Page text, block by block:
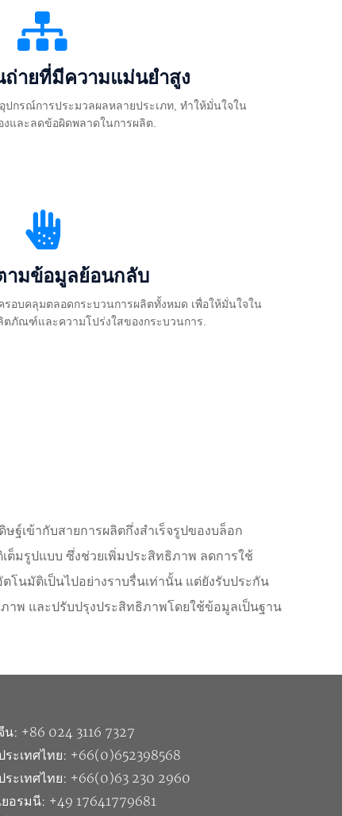
ายที่มีความแม่นยำสูง
กรณ์การประมวลผลหลายประเภท, ทำให้มั่นใจใน
และลดข้อผิดพลาดในการผลิต.
ามข้อมูลย้อนกลับ
อบคลุมตลอดกระบวนการผลิตทั้งหมด เพื่อให้มั่นใจใน
ภัณฑ์และความโปร่งใสของกระบวนการ.
เข้ากับสายการผลิตกึ่งสำเร็จรูปของบล็อก
มรูปแบบ ซึ่งช่วยเพิ่มประสิทธิภาพ ลดการใช้
นมัติเป็นไปอย่างราบรื่นเท่านั้น แต่ยังรับประกัน
พ และปรับปรุงประสิทธิภาพโดยใช้ข้อมูลเป็นฐาน
น: +86 024 3116 7327
ระเทศไทย: +66(0)652398568
ระเทศไทย: +66(0)63 230 2960
ยอรมนี: +49 17641779681